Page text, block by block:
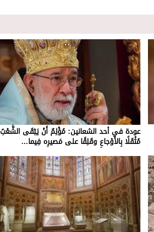
عودة في أحد الشعانين: مُؤْلِمٌ أَنْ يَبْقَى الشَّعْبُ
مُثْقَلًا بِالأَوْجاعِ وقَلِقًا على مَصيرِه فِيما…